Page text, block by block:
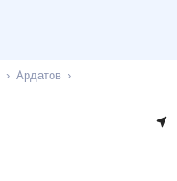
Ардатов